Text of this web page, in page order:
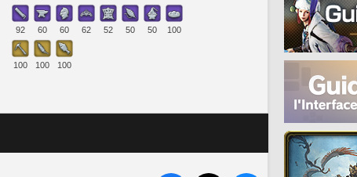
92 60 60 62 52 50 50 100
100 100 100